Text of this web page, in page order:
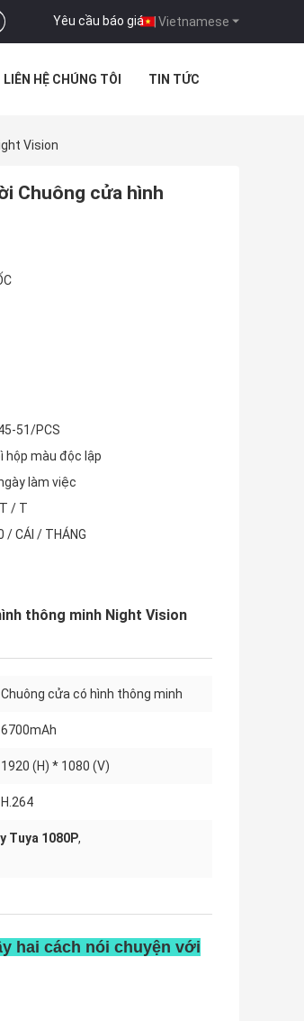
Vietnamese
Yêu cầu báo giá |
LIÊN HỆ CHÚNG TÔI TIN TỨC
Vision
Chuông cửa hình
51/PCS
hộp màu độc lập
làm việc
/ T
/ CÁI / THÁNG
thông minh Night Vision
Chuông cửa có hình thông minh
6700mAh
1920 (H) * 1080 (V)
H.264
Tuya 1080P,
hai cách nói chuyện với